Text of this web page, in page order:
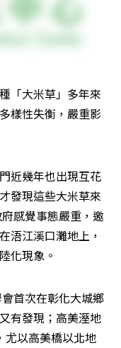
「大米草」多年來
樣性失衡，嚴重影
近幾年也出現互花
發現這些大米草來
感覺事態嚴重，邀
浯江溪口灘地上，
化現象。
首次在彰化大城鄉
有發現；高美溼地
尤以高美橋以北地